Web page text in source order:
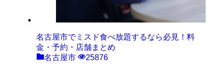
名古屋市でミスド食べ放題するなら必見！料
金・予約・店舗まとめ
名古屋市
25876